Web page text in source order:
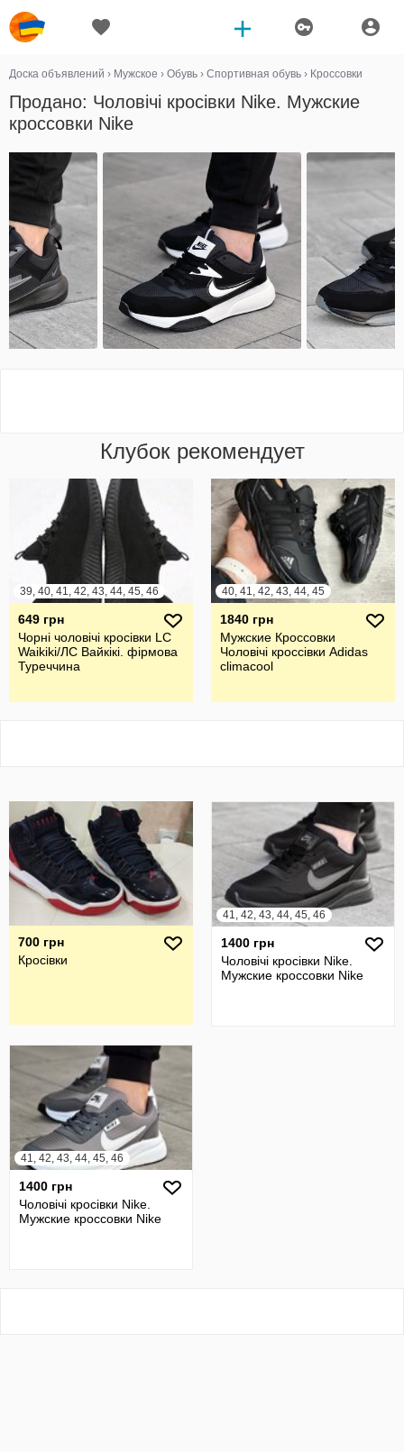
Доска объявлений › Мужское › Обувь › Спортивная обувь › Кроссовки
Продано: Чоловічі кросівки Nike. Мужские
кроссовки Nike
Клубок рекомендует
39, 40, 41, 42, 43, 44, 45, 46
649 грн
Чорні чоловічі кросівки LC
Waikiki/ЛС Вайкікі. фірмова
Туреччина
40, 41, 42, 43, 44, 45
1840 грн
Мужские Кроссовки
Чоловічі кроссівки Adidas
climacool
700 грн
Кросівки
41, 42, 43, 44, 45, 46
1400 грн
Чоловічі кросівки Nike.
Мужские кроссовки Nike
41, 42, 43, 44, 45, 46
1400 грн
Чоловічі кросівки Nike.
Мужские кроссовки Nike